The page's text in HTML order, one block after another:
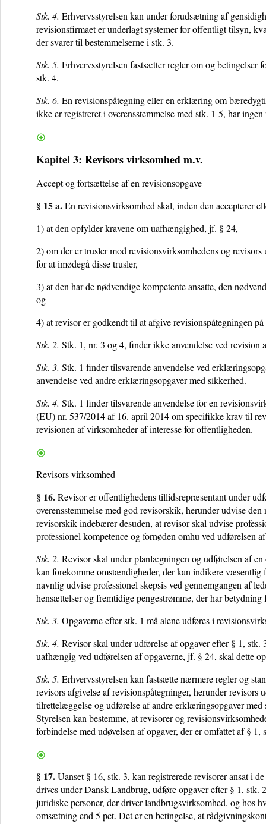
Stk. 4. Erhvervsstyrelsen kan under forudsætning af
revisionsfirmaet er underlagt systemer for offentligt tilsyn,
der svarer til bestemmelserne i stk. 3.
Stk. 5. Erhvervsstyrelsen fastsætter regler om og betingelser
stk. 4.
Stk. 6. En revisionspåtegning eller en erklæring om
ikke er registreret i overensstemmelse med stk. 1-5, har
Kapitel 3: Revisors virksomhed m.v.
Accept og fortsættelse af en revisionsopgave
§ 15 a.En revisionsvirksomhed skal, inden den accepterer
1) at den opfylder kravene om uafhængighed, jf. § 24,
2) om der er trusler mod revisionsvirksomhedens og
for at imødegå disse trusler,
3) at den har de nødvendige kompetente ansatte, den
og
4) at revisor er godkendt til at afgive revisionspåtegningen på
Stk. 2. Stk. 1, nr. 3 og 4, finder ikke anvendelse ved revision
Stk. 3. Stk. 1 finder tilsvarende anvendelse ved
anvendelse ved andre erklæringsopgaver med sikkerhed.
Stk. 4. Stk. 1 finder tilsvarende anvendelse for en
(EU) nr. 537/2014 af 16. april 2014 om specifikke krav til
revisionen af virksomheder af interesse for offentligheden.
Revisors virksomhed
§ 16.Revisor er offentlighedens tillidsrepræsentant under
overensstemmelse med god revisorskik, herunder udvise
revisorskik indebærer desuden, at revisor skal udvise
professionel kompetence og fornøden omhu ved udførelsen
Stk. 2. Revisor skal under planlægningen og udførelsen af
kan forekomme omstændigheder, der kan indikere
navnlig udvise professionel skepsis ved gennemgangen af
hensættelser og fremtidige pengestrømme, der har
Stk. 3. Opgaverne efter stk. 1 må alene udføres i
Stk. 4. Revisor skal under udførelse af opgaver efter§ 1, stk.
uafhængig ved udførelsen af opgaverne, jf. § 24, skal dette
Stk. 5. Erhvervsstyrelsen kan fastsætte nærmere regler og
revisors afgivelse af revisionspåtegninger, herunder
tilrettelæggelse og udførelse af andre erklæringsopgaver
Styrelsen kan bestemme, at revisorer og
forbindelse med udøvelsen af opgaver, der er omfattet af§ 1,
§ 17.Uanset§ 16, stk. 3, kan registrerede revisorer ansat i
drives under Dansk Landbrug, udføre opgaver efter§ 1, stk. 2
juridiske personer, der driver landbrugsvirksomhed, og hos
omsætning end 5 pct. Det er en betingelse, at